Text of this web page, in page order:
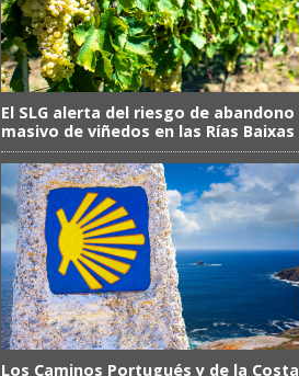
El SLG alerta del riesgo de abandono
masivo de viñedos en las Rías Baixas
Los Caminos Portugués y de la Costa